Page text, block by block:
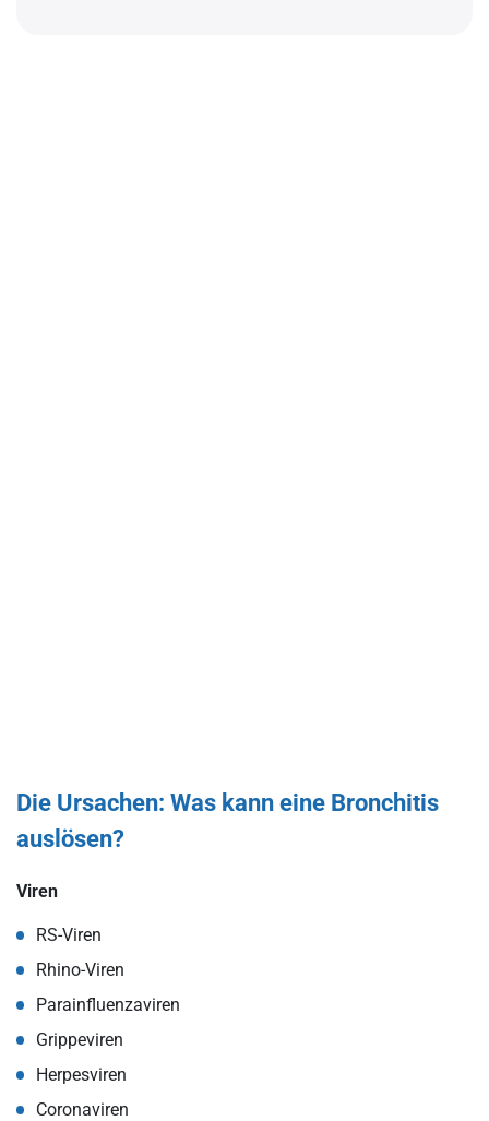
Die Ursachen: Was kann eine Bronchitis
auslösen?
Viren
RS-Viren
Rhino-Viren
Parainfluenzaviren
Grippeviren
Herpesviren
Coronaviren